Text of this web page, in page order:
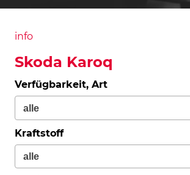
info
Skoda Karoq
Verfügbarkeit, Art
Kraftstoff